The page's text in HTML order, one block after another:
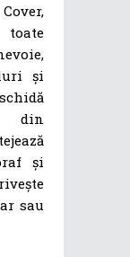
și
din
și
sau